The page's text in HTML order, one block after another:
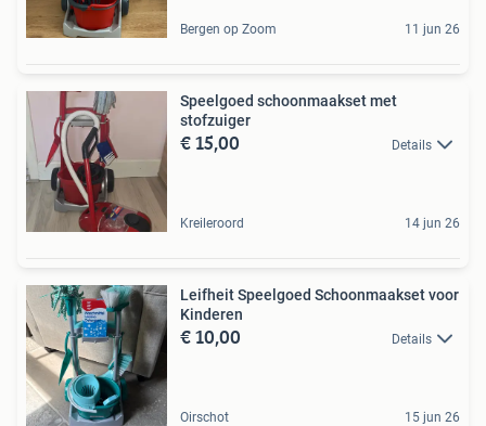
Bergen op Zoom 11 jun 26
Speelgoed schoonmaakset met
stofzuiger
€ 15,00 Details
Kreileroord 14 jun 26
Leifheit Speelgoed Schoonmaakset voor
Kinderen
€ 10,00 Details
Oirschot 15 jun 26